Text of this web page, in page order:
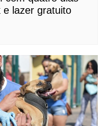
lazer gratuito